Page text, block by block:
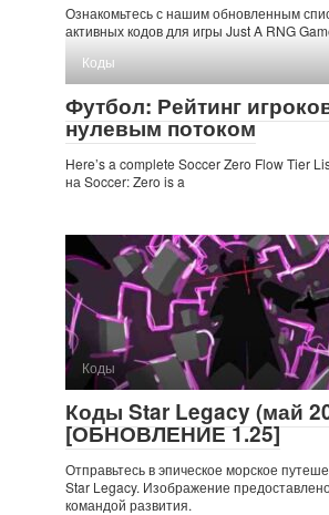
Ознакомьтесь с нашим обновленным
активных кодов для игры Just A RNG
Коды
Футбол: Рейтинг
нулевым потоком
Here’s a complete Soccer Zero Flow Tier
на Soccer: Zero is a
Коды
Коды Star Legacy (май
[ОБНОВЛЕНИЕ 1.25]
Отправьтесь в эпическое морское
Star Legacy. Изображение
командой развития.